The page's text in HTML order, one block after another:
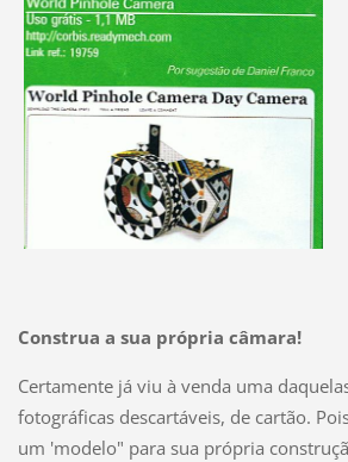
Construa a sua própria câmara!
Certamente já viu à venda uma
fotográficas descartáveis, de cartão.
um 'modelo" para sua própria